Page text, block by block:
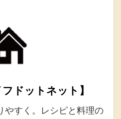
ドットネット】
やすく。レシピと料理の